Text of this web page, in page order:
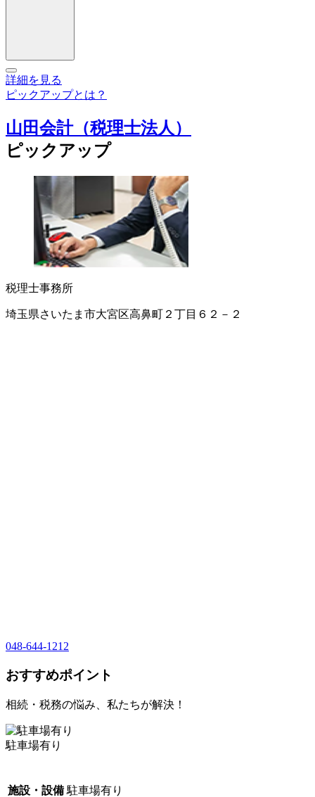
詳細を見る
ピックアップとは？
山田会計（税理士法人）
ピックアップ
税理士事務所
埼玉県さいたま市大宮区高鼻町２丁目６２－２
048-644-1212
おすすめポイント
相続・税務の悩み、私たちが解決！
駐車場有り
施設・設備 駐車場有り